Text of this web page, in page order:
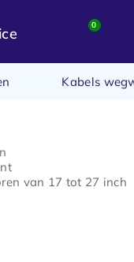
0
Kabels
van 17 tot 27 inch